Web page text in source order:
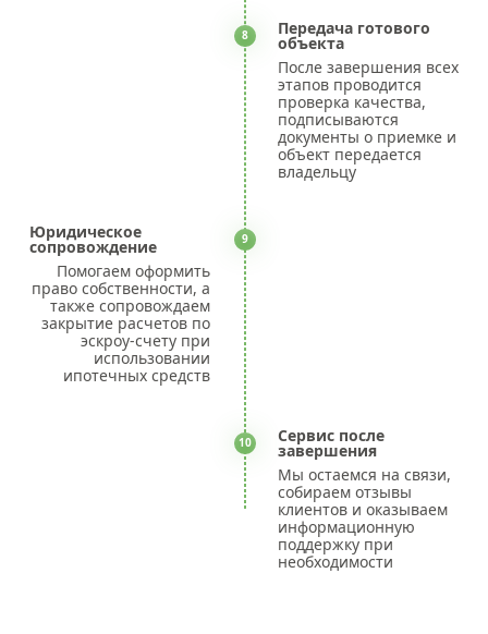
8 Передача готового
объекта
После завершения всех
этапов проводится
проверка качества,
подписываются
документы о приемке и
объект передается
владельцу
9
Юридическое
сопровождение
Помогаем оформить
право собственности, а
также сопровождаем
закрытие расчетов по
эскроу-счету при
использовании
ипотечных средств
10 Сервис после
завершения
Мы остаемся на связи,
собираем отзывы
клиентов и оказываем
информационную
поддержку при
необходимости